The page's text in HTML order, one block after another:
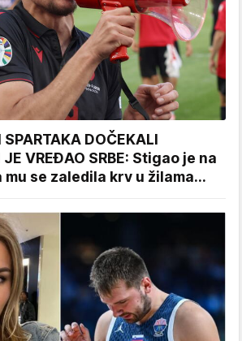
SPARTAKA DOČEKALI
VREĐAO SRBE: Stigao je na
mu se zaledila krv u žilama...